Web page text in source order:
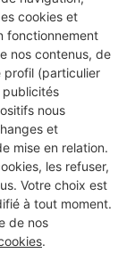
cookies et
fonctionnement
nos contenus, de
profil (particulier
publicités
nous
et
mise en relation.
les refuser,
Votre choix est
à tout moment.
de nos
.